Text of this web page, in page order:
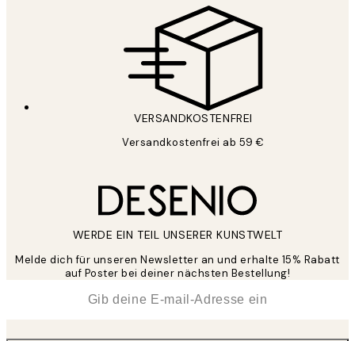
VERSANDKOSTENFREI
Versandkostenfrei ab 59 €
WERDE EIN TEIL UNSERER KUNSTWELT
Melde dich für unseren Newsletter an und erhalte 15% Rabatt
auf Poster bei deiner nächsten Bestellung!